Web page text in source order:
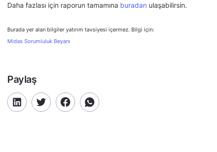
Daha fazlası için raporun tamamına buradan ulaşabilirsin.
Burada yer alan bilgiler yatırım tavsiyesi içermez. Bilgi için:
Midas Sorumluluk Beyanı
Paylaş